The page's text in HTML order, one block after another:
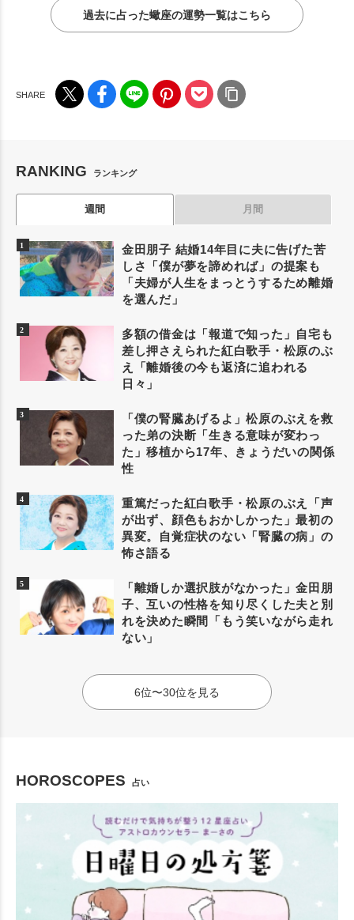
過去に占った蠍座の運勢一覧はこちら
RANKING ランキング
週間 月間
金田朋子 結婚14年目に夫に告げた苦
しさ「僕が夢を諦めれば」の提案も
「夫婦が人生をまっとうするため離婚
を選んだ」
多額の借金は「報道で知った」自宅も
差し押さえられた紅白歌手・松原のぶ
え「離婚後の今も返済に追われる
日々」
「僕の腎臓あげるよ」松原のぶえを救
った弟の決断「生きる意味が変わっ
た」移植から17年、きょうだいの関係
性
重篤だった紅白歌手・松原のぶえ「声
が出ず、顔色もおかしかった」最初の
異変。自覚症状のない「腎臓の病」の
怖さ語る
「離婚しか選択肢がなかった」金田朋
子、互いの性格を知り尽くした夫と別
れを決めた瞬間「もう笑いながら走れ
ない」
6位〜30位を見る
HOROSCOPES 占い